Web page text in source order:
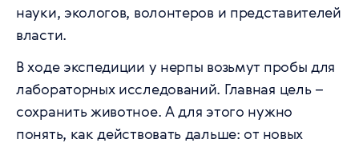
науки, экологов, волонтеров и представителей
власти.
В ходе экспедиции у нерпы возьмут пробы для
лабораторных исследований. Главная цель –
сохранить животное. А для этого нужно
понять, как действовать дальше: от новых